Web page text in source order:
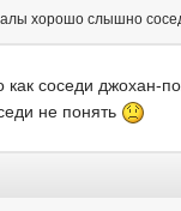
хорошо слышно
как соседи джохан-
не понять